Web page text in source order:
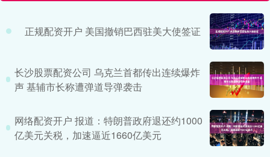
正规配资开户 美国撤销巴西驻美大使签证
长沙股票配资公司 乌克兰首都传出连续爆炸
声 基辅市长称遭弹道导弹袭击
网络配资开户 报道：特朗普政府退还约1000
亿美元关税，加速逼近1660亿美元